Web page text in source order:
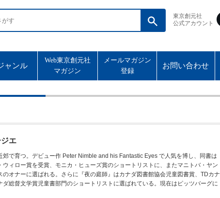
東京創元社
公式アカウント
ャンル
Web東京創元社
マガジン
メールマガジン
登録
お問い合わせ
エ
郊で育つ。デビュー作 Peter Nimble and his Fantastic Eyes で人気を博し、同書は
ウィロー賞を受賞、モニカ・ヒューズ賞のショートリストに、またマニトバ・ヤン
のオナーに選ばれる。さらに『夜の庭師』はカナダ図書館協会児童図書賞、TDカナ
ダ総督文学賞児童書部門のショートリストに選ばれている。現在はピッツバーグに